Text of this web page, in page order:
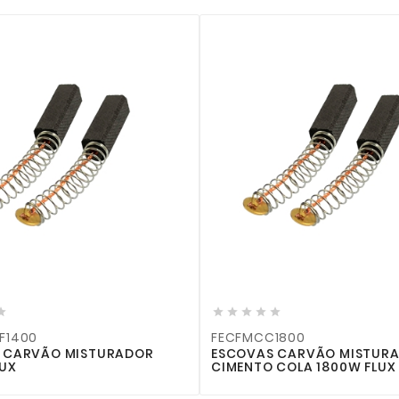
CARVÃO MISTURADOR
    
FECFMCC1800
ESCOVAS CARVÃO
CIMENTO COLA 1800W FLUX